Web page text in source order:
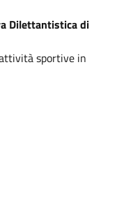
Dilettantistica di
sportive in